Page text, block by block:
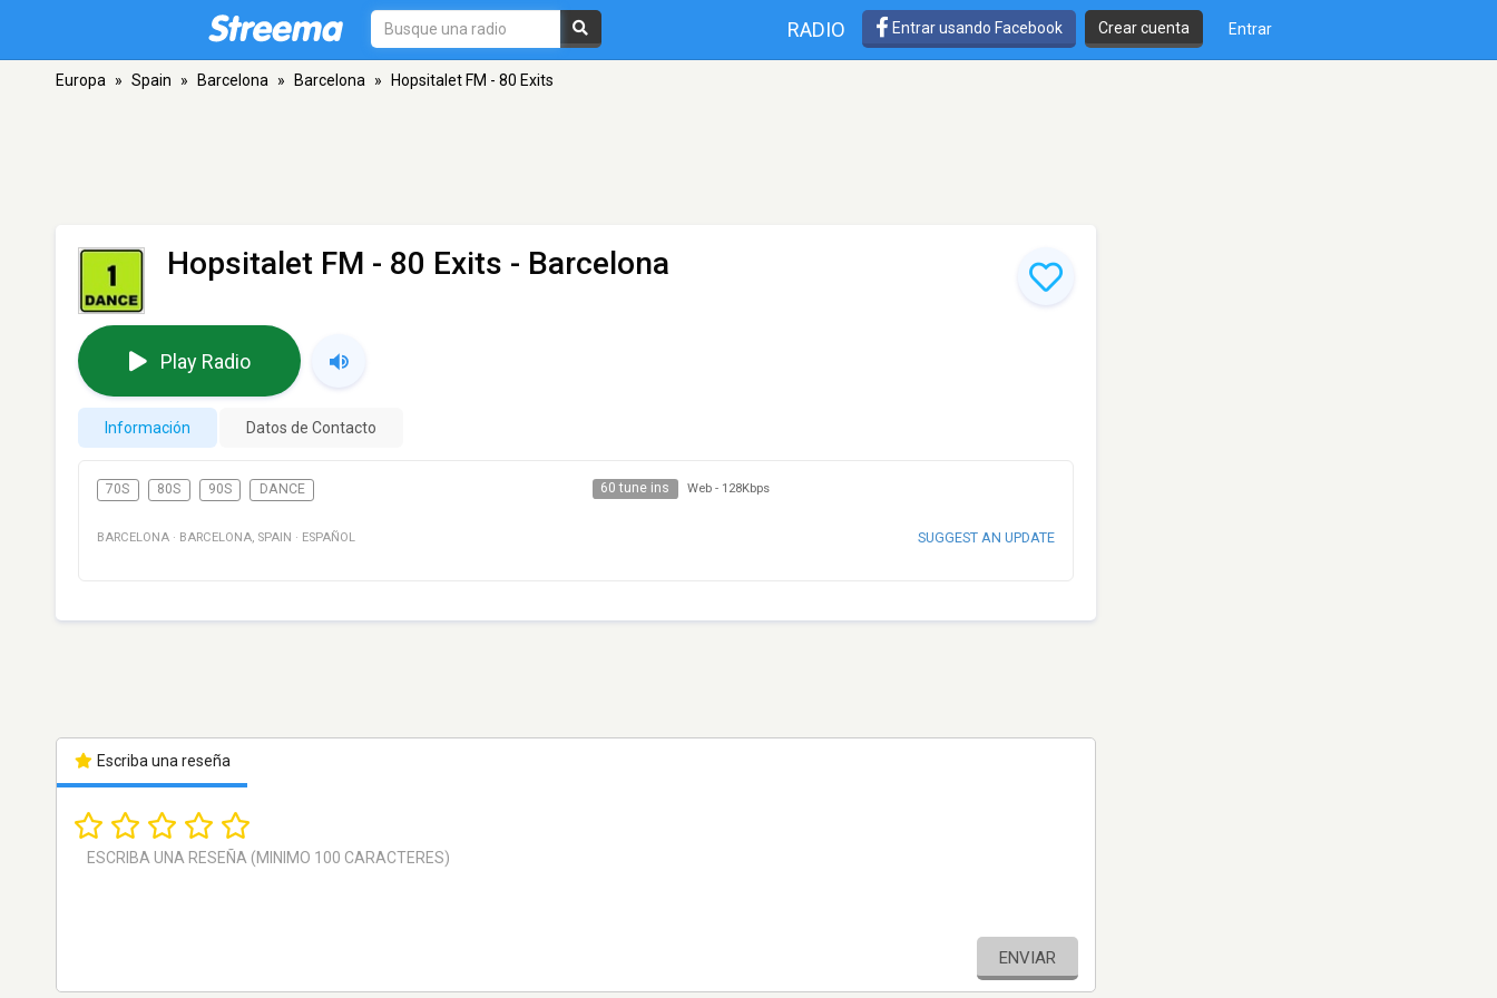
RADIO Entrar usando Facebook Crear cuenta Entrar
Europa » Spain » Barcelona » Barcelona » Hopsitalet FM - 80 Exits
Hopsitalet FM - 80 Exits - Barcelona
Play Radio
Información Datos de Contacto
70S 80S 90S DANCE 60 tune ins Web - 128Kbps
BARCELONA · BARCELONA, SPAIN · ESPAÑOL SUGGEST AN UPDATE
Escriba una reseña
ENVIAR